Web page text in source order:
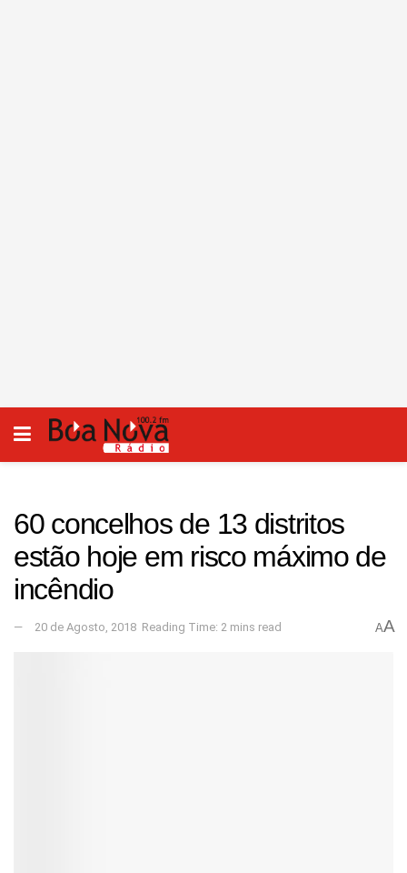
60 concelhos de 13 distritos
estão hoje em risco máximo de
incêndio
20 de Agosto, 2018 Reading Time: 2 mins read AA